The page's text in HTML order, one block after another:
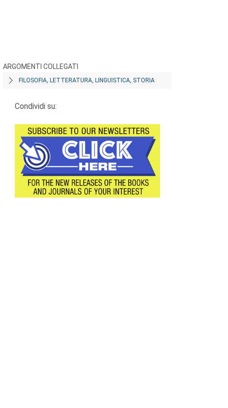
ARGOMENTI COLLEGATI
FILOSOFIA, LETTERATURA, LINGUISTICA, STORIA
Condividi su: